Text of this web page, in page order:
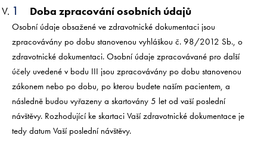
Doba zpracování osobních údajů
Osobní údaje obsažené ve zdravotnické dokumentaci jsou
zpracovávány po dobu stanovenou vyhláškou č. 98/2012 Sb., o
zdravotnické dokumentaci. Osobní údaje zpracovávané pro další
účely uvedené v bodu III jsou zpracovávány po dobu stanovenou
zákonem nebo po dobu, po kterou budete naším pacientem, a
následně budou vyřazeny a skartovány 5 let od vaší poslední
návštěvy. Rozhodující ke skartaci Vaší zdravotnické dokumentace je
tedy datum Vaší poslední návštěvy.